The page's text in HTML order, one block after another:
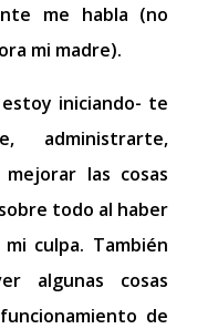
me habla (no
mi madre).
iniciando- te
administrarte,
las cosas
todo al haber
culpa. También
algunas cosas
de